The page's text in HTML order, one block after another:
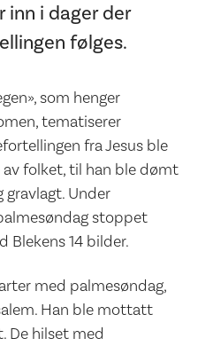
inn i dager der
følges.
som henger
tematiserer
fra Jesus ble
folket, til han ble dømt
Under
stoppet
Blekens 14 bilder.
med palmesøndag,
Han ble mottatt
De hilset med